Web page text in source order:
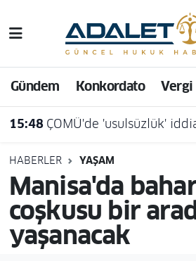
Gündem Konkordato Vergi
15:48 ÇOMÜ'de 'usulsüzlük' iddiası:
HABERLER YAŞAM
Manisa'da
coşkusu bir
yaşanacak
Hava Durumu
Trafik Durumu
Süper Lig Puan Durumu
Tüm Manşetler
Son Dakika Haberleri
Haber Arşivi